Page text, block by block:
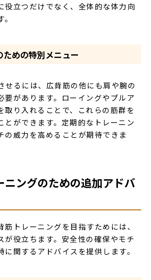
役立つだけでなく、全体的な体力向
めの特別メニュー
せるには、広背筋の他にも肩や腕の
要があります。ローイングやプルア
取り入れることで、これらの筋群を
とができます。定期的なトレーニン
の威力を高めることが期待できま
ニングのための追加アドバ
筋トレーニングを目指すためには、
が役立ちます。安全性の確保やモチ
に関するアドバイスを提供します。